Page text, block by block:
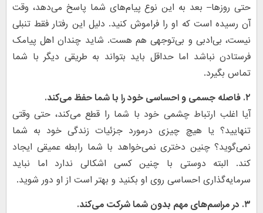
حتی روزها– بعد به این نوع پیام‌های شما پاسخ می‌دهد، وقت
آن رسیده است که او را فراموش کنید. دلیل این رفتار فقط تنبلی
نیست، بی‌ادبی و بی‌توجهی هم هست. شاید چندان اهل پیامک
فرستادن نباشد اما حداقل باید بتواند به طریقی دیگر با شما
تماس بگیرد.
۲. فاصله جسمی و احساسی خود را با شما حفظ می‌کند.
آیا اغلب ارتباط چشمی خود با شما را قطع می‌کند، حتی وقتی
تنهایید؟ یا هیچ چیزی درمورد جزئیات زندگی خود به شما
نمی‌گوید؟ چنین دختری نمی‌خواهد با شما رابطه عمیقی ایجاد
کند. البته دوستی با چنین کسی اشکالی ندارد اما نباید
سرمایه‌گذاری احساسی روی او بکنید و بهتر است از او دور شوید.
۳. در مراسم‌های مهم بدون شما شرکت می‌کند.